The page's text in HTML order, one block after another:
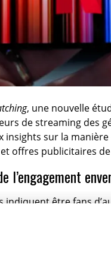
, une nouvelle
de streaming des
sur la
offres publicitaires
l’engagement
indiquent être fans
retiendra
sponsorisant le